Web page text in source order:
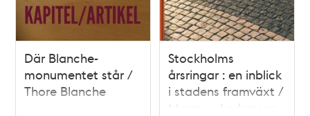
Där Blanche-
monumentet står /
Thore Blanche
Stockholms
årsringar : en inblick
i stadens framväxt /
Magnus Andersson